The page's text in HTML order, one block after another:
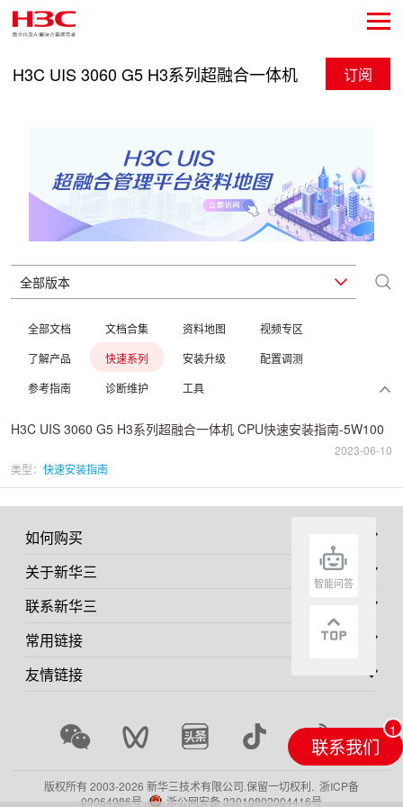
H3C UIS 3060 G5 H3系列超融合一体机 订阅
全部文档 文档合集 资料地图
视频专区
了解产品
快速系列 安装升级
配置调测
参考指南
诊断维护 工具
H3C UIS 3060 G5 H3系列超融合一体机 CPU快速安装指南-5W100
2023-06-10
类型： 快速安装指南
如何购买
关于新华三
联系新华三
常用链接
友情链接
版权所有 2003-2026 新华三技术有限公司.保留一切权利. 浙ICP备
09064986号
浙公网安备 33010802004416号
联系我们
智能问答